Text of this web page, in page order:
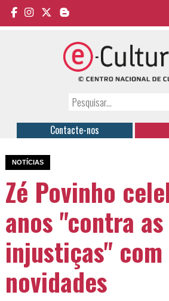
Contacte-nos
NOTÍCIAS
Zé Povinho
anos "contra as
injustiças" com
novidades